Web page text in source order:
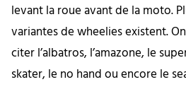
levant la roue avant de la moto.
variantes de wheelies existent.
citer l’albatros, l’amazone, le
skater, le no hand ou encore le